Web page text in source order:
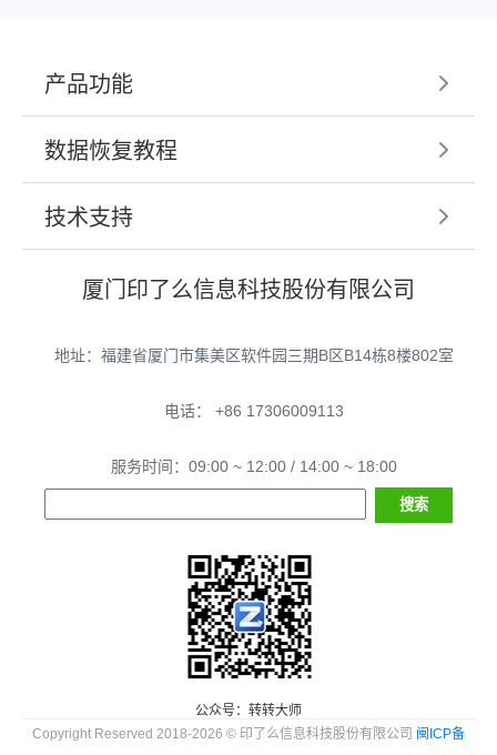
产品功能
数据恢复教程
技术支持
厦门印了么信息科技股份有限公司
地址：福建省厦门市集美区软件园三期B区B14栋8楼802室
电话： +86 17306009113
服务时间：09:00 ~ 12:00 / 14:00 ~ 18:00
公众号：转转大师
Copyright Reserved 2018-2026 © 印了么信息科技股份有限公司 闽ICP备